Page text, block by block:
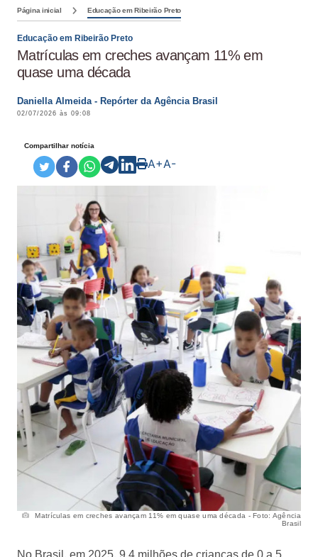
Página inicial Educação em Ribeirão Preto
Educação em Ribeirão Preto
Matrículas em creches avançam 11% em
quase uma década
Daniella Almeida - Repórter da Agência Brasil
02/07/2026 às 09:08
Compartilhar notícia
A+A-
Matrículas em creches avançam 11% em quase uma década - Foto: Agência
Brasil
No Brasil, em 2025, 9,4 milhões de crianças de 0 a 5